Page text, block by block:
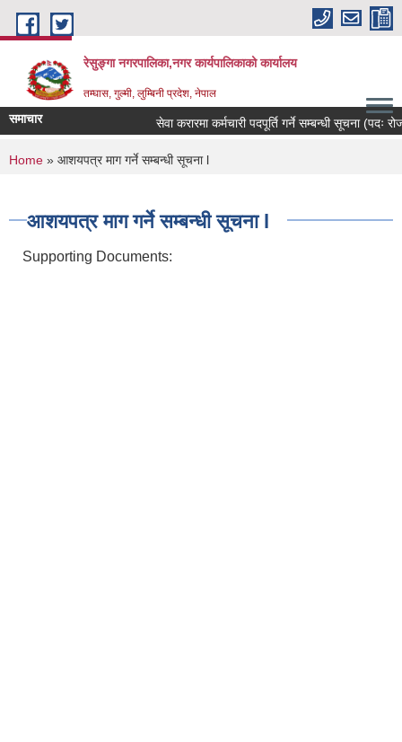
Skip to main content
रेसुङ्गा नगरपालिका,नगर कार्यपालिकाको कार्यालय
तम्घास, गुल्मी, लुम्बिनी प्रदेश, नेपाल
समाचार सेवा करारमा कर्मचारी पदपूर्ति गर्ने सम्बन्धी सूचना (पदः
You are here
Home » आशयपत्र माग गर्ने सम्बन्धी सूचना l
आशयपत्र माग गर्ने सम्बन्धी सूचना l
Supporting Documents: